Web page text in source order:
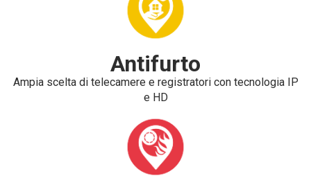
Antifurto
Ampia scelta di telecamere e registratori con tecnologia IP
e HD